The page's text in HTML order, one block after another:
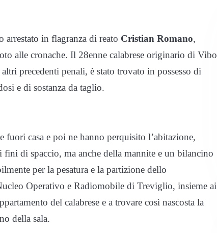
in flagranza di reato Cristian Romano,
alle cronache. Il 28enne calabrese originario di Vibo
precedenti penali, è stato trovato in possesso di
e di sostanza da taglio.
casa e poi ne hanno perquisito l’abitazione,
di spaccio, ma anche della mannite e un bilancino
per la pesatura e la partizione dello
Operativo e Radiomobile di Treviglio, insieme ai
del calabrese e a trovare così nascosta la
della sala.